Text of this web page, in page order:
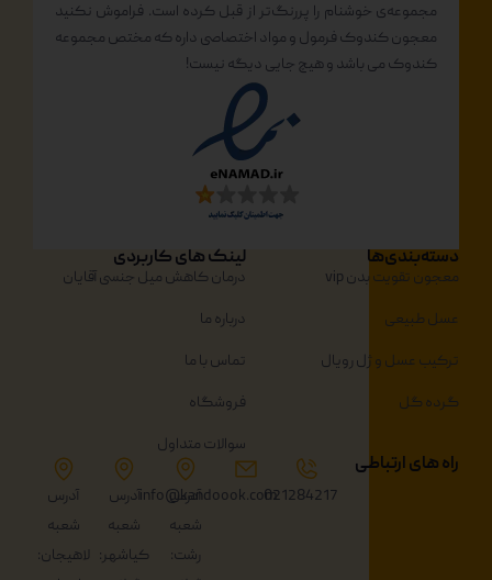
مجموعه‌ی خوشنام را پررنگ‌تر از قبل کرده است. فراموش نکنید
معجون کندوک فرمول و مواد اختصاصی داره که مختص مجموعه
کندوک می باشد و هیچ جایی دیگه نیست!
دسته‌بندی‌ها
معجون تقویت بدن vip
عسل طبیعی
ترکیب عسل و ژل رویال
گرده گل
لینک های کاربردی
درمان کاهش میل جنسی آقایان
درباره ما
تماس با ما
فروشگاه
سوالات متداول
راه های ارتباطی
021284217
info@kandoook.com
آدرس
شعبه
رشت:
آدرس
شعبه
کیاشهر:
آدرس
شعبه
لاهیجان: